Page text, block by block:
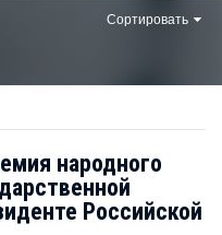
Сортировать
народного
Российской